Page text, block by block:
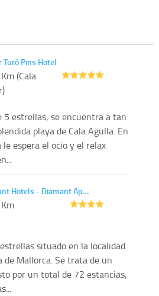
Turó Pins Hotel
(Cala
5 estrellas, se encuentra a tan
playa de Cala Agulla. En
espera el ocio y el relax
Hotels - Diamant Ap…
situado en la localidad
de Mallorca. Se trata de un
por un total de 72 estancias,